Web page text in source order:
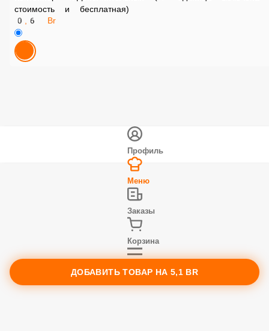
0,6 Br
ДОБАВИТЬ ТОВАР НА 5,1 BR
Профиль
Меню
Заказы
Корзина